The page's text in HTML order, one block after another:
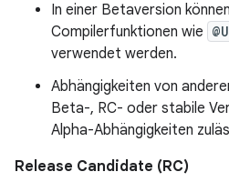
In einer Betaversion
Compilerfunktionen wie
verwendet werden.
Abhängigkeiten von
Beta-, RC- oder stabile
Alpha-Abhängigkeiten
Release Candidate (RC)